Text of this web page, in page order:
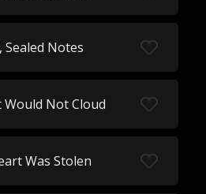
Sealed Notes
Would Not Cloud
Was Stolen